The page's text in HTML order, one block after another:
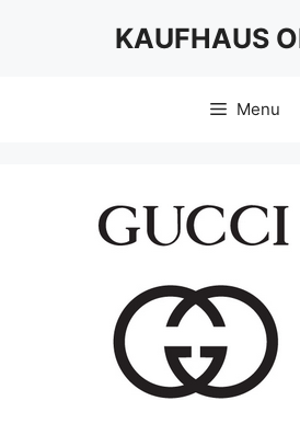
KAUFHAUS
Menu